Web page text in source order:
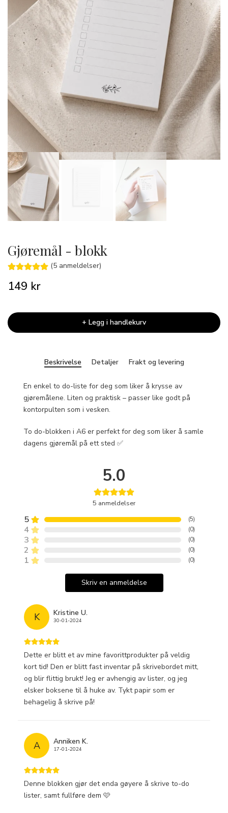
Gjøremål - blokk
(5 anmeldelser)
149 kr
+ Legg i handlekurv
Beskrivelse Detaljer Frakt og levering
En enkel to do-liste for deg som liker å krysse av
gjøremålene. Liten og praktisk – passer like godt på
kontorpulten som i vesken.
To do-blokken i A6 er perfekt for deg som liker å samle
dagens gjøremål på ett sted ✅
5.0
5 anmeldelser
5 (5)
4 (0)
3 (0)
2 (0)
1 (0)
Skriv en anmeldelse
K Kristine U.
30-01-2024
Dette er blitt et av mine favorittprodukter på veldig
kort tid! Den er blitt fast inventar på skrivebordet mitt,
og blir flittig brukt! Jeg er avhengig av lister, og jeg
elsker boksene til å huke av. Tykt papir som er
behagelig å skrive på!
A Anniken K.
17-01-2024
Denne blokken gjør det enda gøyere å skrive to-do
lister, samt fullføre dem 🩷